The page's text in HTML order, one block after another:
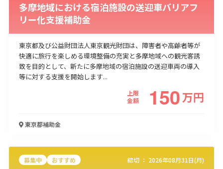
物流・運輸業 製造業
建設･不動産業
サービス業 医療･福祉 農業･林業
漁業
宿泊･旅館業
その他
使い道
海外展開 設備投資
IT導入
特許・知的財産
起業・創業
多摩地域における宿泊施設の送迎車バリアフ
リー化支援補助金
東京都及び公益財団法人東京観光財団は、障害者や高齢者等が
快適に旅行を楽しめる環境整備の充実と多摩地域への観光客誘
致を目的として、新たに多摩地域の宿泊施設の送迎車両の導入
等に対する支援を開始します...
上限
金額
150万円
東京都補助金
募集中 おすすめ 締切 ： 2026年08月31日(月)